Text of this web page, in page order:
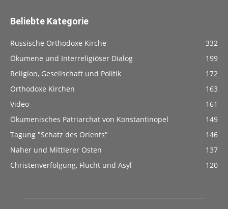
Beliebte Kategorie
Russische Orthodoxe Kirche
332
Ökumene und Interreligiöser Dialog
199
Religion, Gesellschaft und Politik
172
Orthodoxe Kirchen
163
Video
161
Ökumenisches Patriarchat von Konstantinopel
149
Tagung "Schatz des Orients"
146
Naher und Mittlerer Osten
137
Christenverfolgung, Flucht und Asyl
120